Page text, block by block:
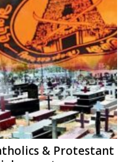
& Protestant